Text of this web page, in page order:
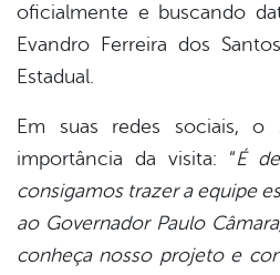
oficialmente e buscando
Evandro Ferreira dos
Estadual.
Em suas redes sociais, o
importância da visita: “É
consigamos trazer a equipe
ao Governador Paulo
conheça nosso projeto e